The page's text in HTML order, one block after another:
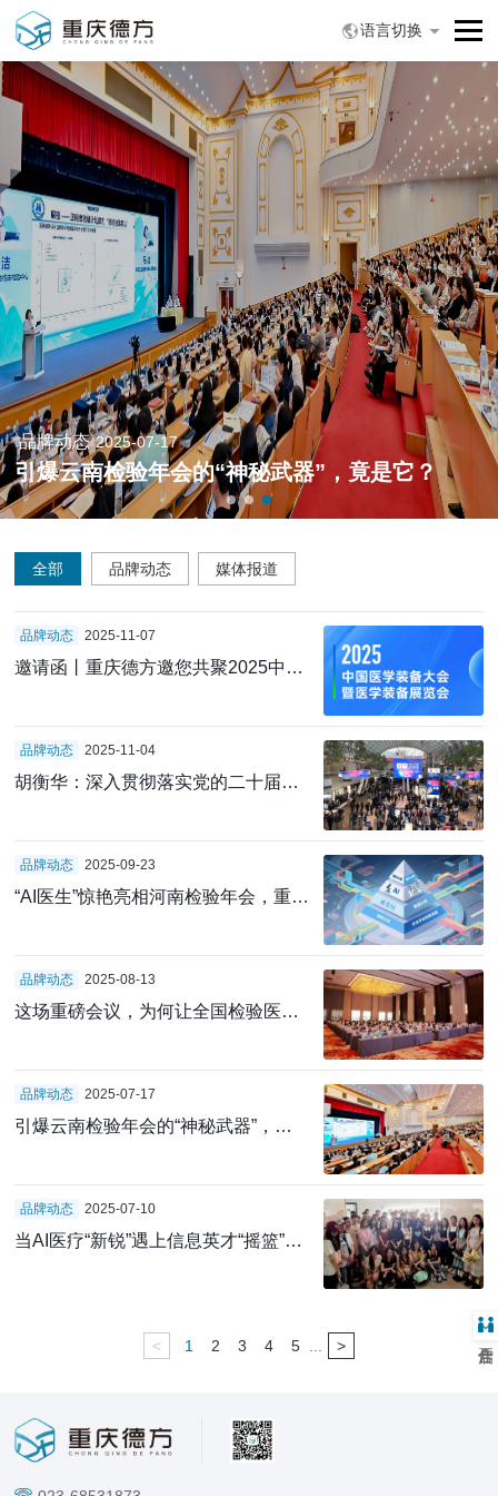
语言切换
品牌动态 2025-07-17
引爆云南检验年会的“神秘武器”，竟是它？
全部 品牌动态 媒体报道
品牌动态 2025-11-07
邀请函丨重庆德方邀您共聚2025中国
品牌动态 2025-11-04
胡衡华：深入贯彻落实党的二十届四
展
品牌动态 2025-09-23
“AI医生”惊艳亮相河南检验年会，重庆
品牌动态 2025-08-13
这场重磅会议，为何让全国检验医学
品牌动态 2025-07-17
引爆云南检验年会的“神秘武器”，竟
品牌动态 2025-07-10
当AI医疗“新锐”遇上信息英才“摇篮”：
< 1 2 3 4 5 >